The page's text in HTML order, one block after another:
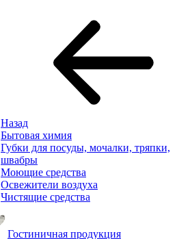
Назад
Бытовая химия
Губки для посуды, мочалки, тряпки,
швабры
Моющие средства
Освежители воздуха
Чистящие средства
Гостиничная продукция